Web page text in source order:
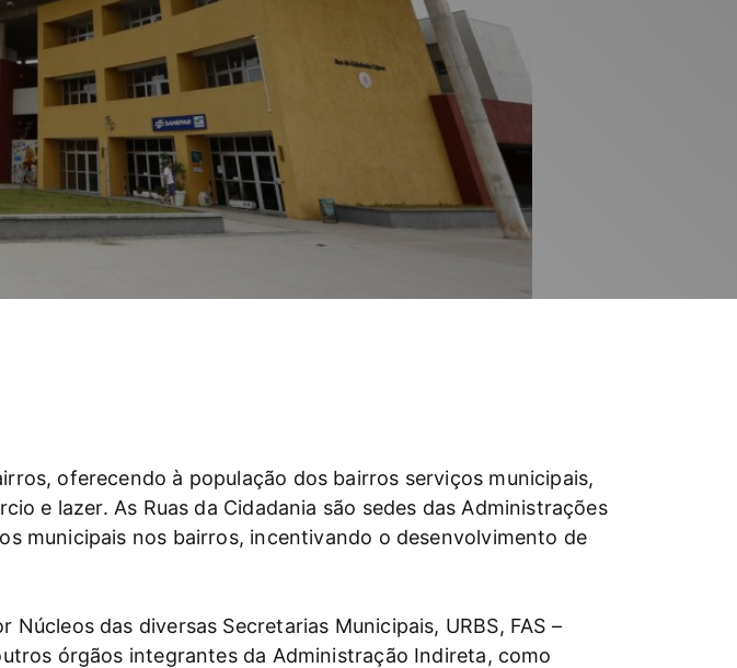
oferecendo à população dos bairros serviços municipais,
e lazer. As Ruas da Cidadania são sedes das Administrações
municipais nos bairros, incentivando o desenvolvimento de
das diversas Secretarias Municipais, URBS, FAS –
órgãos integrantes da Administração Indireta, como